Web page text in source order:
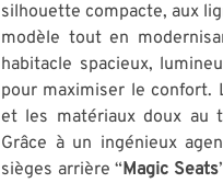
silhouette compacte, aux
modèle tout en
habitacle spacieux,
pour maximiser le confort.
et les matériaux doux au
Grâce à un ingénieux
sièges arrière “Magic Seats